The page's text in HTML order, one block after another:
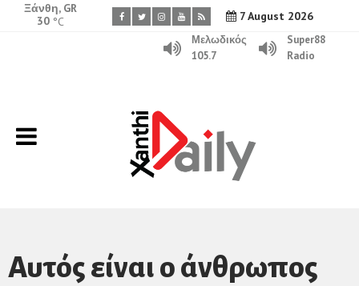
7 August 2026
Ξάνθη, GR
30 °C
Μελωδικός
105.7
Super88
Radio
Αυτός είναι ο άνθρωπος